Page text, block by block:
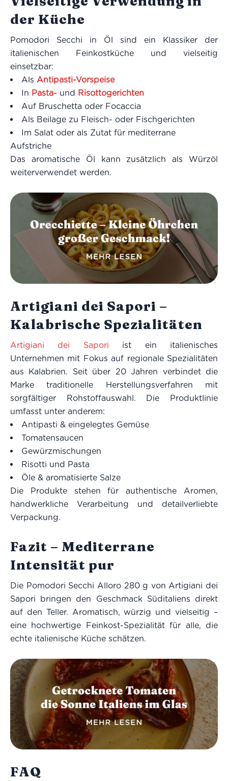
der Küche
Pomodori Secchi in Öl sind ein Klassiker der
italienischen Feinkostküche und vielseitig
einsetzbar:
Als Antipasti-Vorspeise
In Pasta- und Risottogerichten
Auf Bruschetta oder Focaccia
Als Beilage zu Fleisch- oder Fischgerichten
Im Salat oder als Zutat für mediterrane
Aufstriche
Das aromatische Öl kann zusätzlich als Würzöl
weiterverwendet werden.
Artigiani dei Sapori –
Kalabrische Spezialitäten
Artigiani dei Sapori ist ein italienisches
Unternehmen mit Fokus auf regionale Spezialitäten
aus Kalabrien. Seit über 20 Jahren verbindet die
Marke traditionelle Herstellungsverfahren mit
sorgfältiger Rohstoffauswahl. Die Produktlinie
umfasst unter anderem:
Antipasti & eingelegtes Gemüse
Tomatensaucen
Gewürzmischungen
Risotti und Pasta
Öle & aromatisierte Salze
Die Produkte stehen für authentische Aromen,
handwerkliche Verarbeitung und detailverliebte
Verpackung.
Fazit – Mediterrane
Intensität pur
Die Pomodori Secchi Alloro 280 g von Artigiani dei
Sapori bringen den Geschmack Süditaliens direkt
auf den Teller. Aromatisch, würzig und vielseitig –
eine hochwertige Feinkost-Spezialität für alle, die
echte italienische Küche schätzen.
FAQ